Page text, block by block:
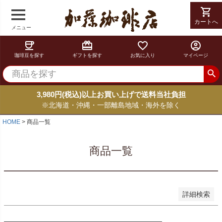
メニュー
shopping_cart
カートへ
coffee
珈琲豆を探す
card_giftcard
ギフトを探す
favorite_border
お気に入り
account_circle
マイページ
3,980円(税込)以上お買い上げで送料当社負担
※北海道・沖縄・一部離島地域・海外を除く
HOME 商品一覧
商品一覧
詳細検索
在庫なし商品
在庫なし商品を表示しない
商品番号
並び順
新着順
登録順
価格が高い順
キーワードヒット順
検索
shopping_cart
カートへ